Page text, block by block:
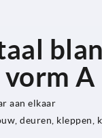
A
aan elkaar
deuren, kleppen,